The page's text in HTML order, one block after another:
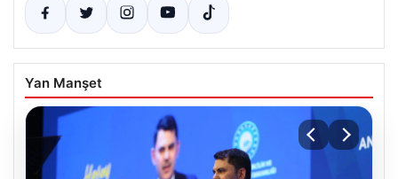
Yan Manşet